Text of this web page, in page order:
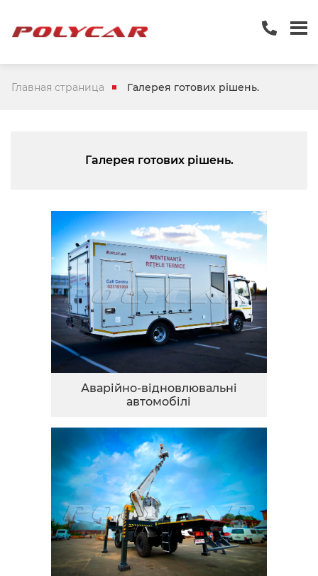
Главная страница Галерея готових рішень.
Галерея готових рішень.
Аварійно-відновлювальні
автомобілі